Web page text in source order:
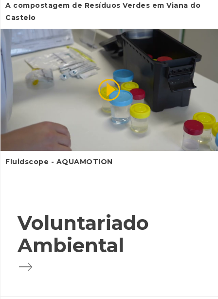
A compostagem de Resíduos Verdes em Viana do
Castelo
Fluidscope - AQUAMOTION
Voluntariado
Ambiental